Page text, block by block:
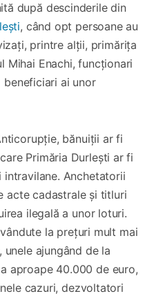
după descinderile din
, când opt persoane au
printre alții, primărița
Mihai Enachi, funcționari
ai unor
bănuiții ar fi
Primăria Durlești ar fi
Anchetatorii
acte cadastrale și titluri
ilegală a unor loturi.
la prețuri mult mai
ajungând de la
aproape 40.000 de euro,
cazuri, dezvoltatori